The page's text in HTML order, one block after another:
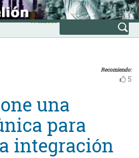
Avanzada
Recomiendo:
5
una
para
integración